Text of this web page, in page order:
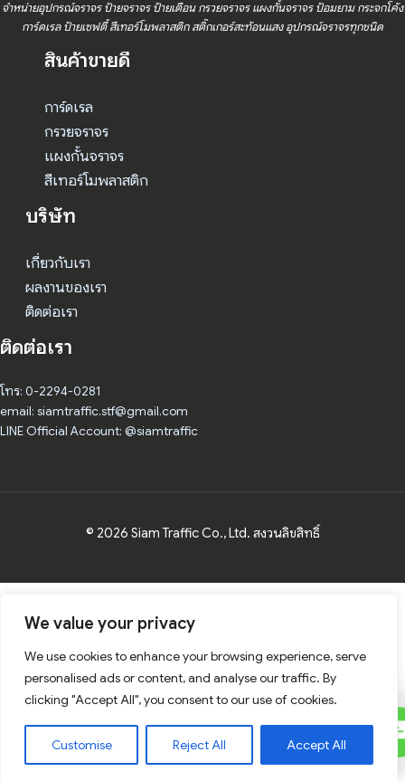
We value your privacy
We use cookies to enhance your browsing experience, serve
personalised ads or content, and analyse our traffic. By
clicking "Accept All", you consent to our use of cookies.
Customise Reject All Accept All
จำหน่ายอุปกรณ์จราจร ป้ายจราจร ป้ายเตือน กรวยจราจร แผงกั้นจราจร ป้อมยาม กระจกโค้ง
การ์ดเรล ป้ายเซฟตี้ สีเทอร์โมพลาสติก สติ๊กเกอร์สะท้อนแสง อุปกรณ์จราจรทุกชนิด
สินค้าขายดี
การ์ดเรล
กรวยจราจร
แผงกั้นจราจร
สีเทอร์โมพลาสติก
บริษัท
เกี่ยวกับเรา
ผลงานของเรา
ติดต่อเรา
ติดต่อเรา
โทร: 0-2294-0281
email: siamtraffic.stf@gmail.com
LINE Official Account: @siamtraffic
© 2026 Siam Traffic Co., Ltd. สงวนลิขสิทธิ์